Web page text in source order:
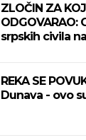
ZLOČIN ZA
ODGOVARAO:
srpskih civila
REKA SE
Dunava - ovo